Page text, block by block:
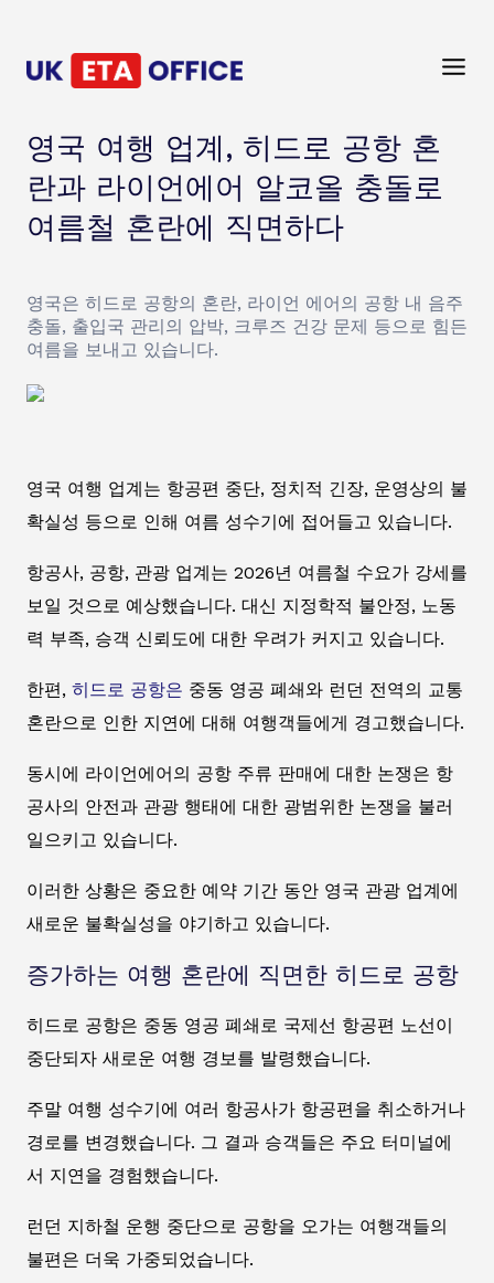
영국 여행 업계, 히드로 공항 혼
란과 라이언에어 알코올 충돌로
여름철 혼란에 직면하다
영국은 히드로 공항의 혼란, 라이언 에어의 공항 내 음주
충돌, 출입국 관리의 압박, 크루즈 건강 문제 등으로 힘든
여름을 보내고 있습니다.
영국 여행 업계는 항공편 중단, 정치적 긴장, 운영상의 불
확실성 등으로 인해 여름 성수기에 접어들고 있습니다.
항공사, 공항, 관광 업계는 2026년 여름철 수요가 강세를
보일 것으로 예상했습니다. 대신 지정학적 불안정, 노동
력 부족, 승객 신뢰도에 대한 우려가 커지고 있습니다.
한편, 히드로 공항은 중동 영공 폐쇄와 런던 전역의 교통
혼란으로 인한 지연에 대해 여행객들에게 경고했습니다.
동시에 라이언에어의 공항 주류 판매에 대한 논쟁은 항
공사의 안전과 관광 행태에 대한 광범위한 논쟁을 불러
일으키고 있습니다.
이러한 상황은 중요한 예약 기간 동안 영국 관광 업계에
새로운 불확실성을 야기하고 있습니다.
증가하는 여행 혼란에 직면한 히드로 공항
히드로 공항은 중동 영공 폐쇄로 국제선 항공편 노선이
중단되자 새로운 여행 경보를 발령했습니다.
주말 여행 성수기에 여러 항공사가 항공편을 취소하거나
경로를 변경했습니다. 그 결과 승객들은 주요 터미널에
서 지연을 경험했습니다.
런던 지하철 운행 중단으로 공항을 오가는 여행객들의
불편은 더욱 가중되었습니다.